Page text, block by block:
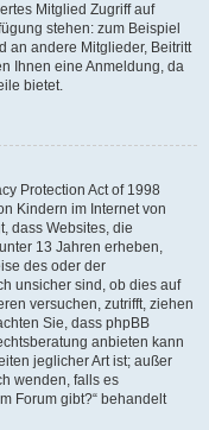
Mitglied Zugriff auf
stehen: zum Beispiel
an andere Mitglieder, Beitritt
Ihnen eine Anmeldung, da
bietet.
Protection Act of 1998
Kindern im Internet von
dass Websites, die
13 Jahren erheben,
des oder der
unsicher sind, ob dies auf
versuchen, zutrifft, ziehen
Sie, dass phpBB
anbieten kann
jeglicher Art ist; außer
wenden, falls es
Forum gibt?“ behandelt